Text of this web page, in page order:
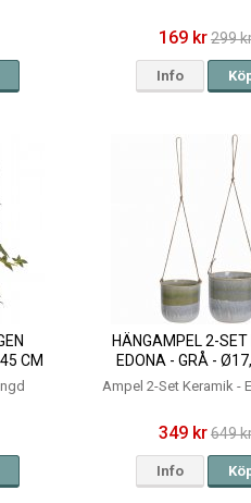
169 kr299
Info
CM
HÄNGAMPEL 2-SET
EDONA - GRÅ -
14CM
Ampel 2-Set Keramik -
349 kr649
Info